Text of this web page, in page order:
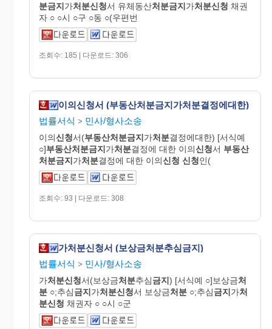
분금지가처분신청서 유체동산처분금지가처분신청 채권
자 ○ ○시 ○구 ○동 ○(우편번
조회수: 185 | 다운로드: 306
이의신청서 (부동산처분금지가처분결정에대한)
법률서식 > 민사/형사소송
이의신청서(부동산처분금지가처분결정에대한) [서식예
○]부동산처분금지가처분결정에 대한 이의신청서 부동산
처분금지가처분결정에 대한 이의신청 신청인(
조회수: 93 | 다운로드: 308
가처분신청서 (보상금처분추심금지)
법률서식 > 민사/형사소송
가처분신청서(보상금처분추심금지) [서식예 ○]보상금처
분 ○;추심금지가처분신청서 보상금처분 ○;추심금지가처
분신청 채권자 ○ ○시 ○군